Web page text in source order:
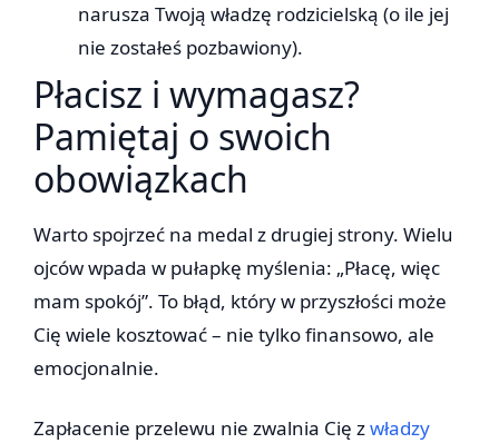
narusza Twoją władzę rodzicielską (o ile jej
nie zostałeś pozbawiony).
Płacisz i wymagasz?
Pamiętaj o swoich
obowiązkach
Warto spojrzeć na medal z drugiej strony. Wielu
ojców wpada w pułapkę myślenia: „Płacę, więc
mam spokój”. To błąd, który w przyszłości może
Cię wiele kosztować – nie tylko finansowo, ale
emocjonalnie.
Zapłacenie przelewu nie zwalnia Cię zwładzy